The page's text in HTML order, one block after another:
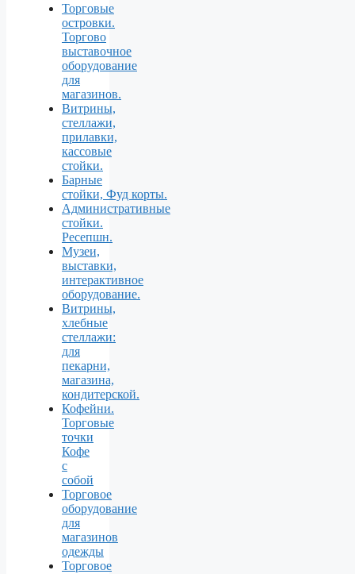
Торговые
островки.
Торгово
выставочное
оборудование
для
магазинов.
Витрины,
стеллажи,
прилавки,
кассовые
стойки.
Барные
стойки, Фуд корты.
Aдминистративные
стойки.
Ресепшн.
Музеи,
выставки,
интерактивное
оборудование.
Витрины,
хлебные
стеллажи:
для
пекарни,
магазина,
кондитерской.
Кофейни.
Торговые
точки
Кофе
с
собой
Торговое
оборудование
для
магазинов
одежды
Торговое